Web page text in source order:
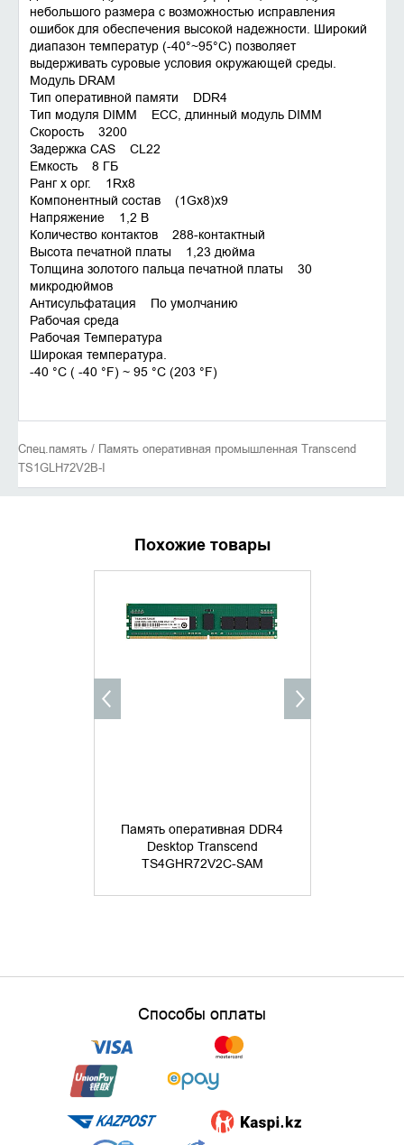
небольшого размера с возможностью исправления
ошибок для обеспечения высокой надежности. Широкий
диапазон температур (-40°~95°C) позволяет
выдерживать суровые условия окружающей среды.
Модуль DRAM
Тип оперативной памяти DDR4
Тип модуля DIMM ECC, длинный модуль DIMM
Скорость 3200
Задержка CAS CL22
Емкость 8 ГБ
Ранг x орг. 1Rx8
Компонентный состав (1Gx8)x9
Напряжение 1,2 В
Количество контактов 288-контактный
Высота печатной платы 1,23 дюйма
Толщина золотого пальца печатной платы 30
микродюймов
Антисульфатация По умолчанию
Рабочая среда
Рабочая Температура
Широкая температура.
-40 °C ( -40 °F) ~ 95 °C (203 °F)
Спец.память / Память оперативная промышленная Transcend
TS1GLH72V2B-I
Похожие товары
Память оперативная DDR4
Desktop Transcend
TS4GHR72V2C-SAM
УТОЧНИТЬ НАЛИЧИЕ
Способы оплаты